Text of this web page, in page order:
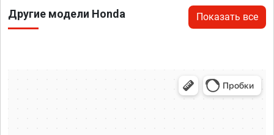
Другие модели Honda Показать все